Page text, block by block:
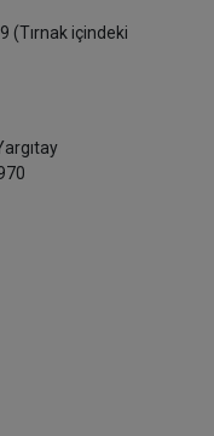
(Tırnak içindeki